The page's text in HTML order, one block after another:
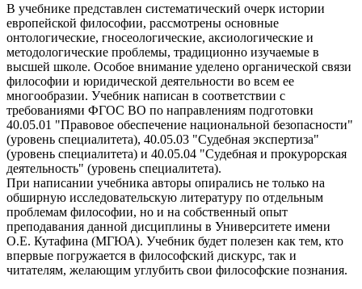
В учебнике представлен систематический очерк истории
европейской философии, рассмотрены основные
онтологические, гносеологические, аксиологические и
методологические проблемы, традиционно изучаемые в
высшей школе. Особое внимание уделено органической связи
философии и юридической деятельности во всем ее
многообразии. Учебник написан в соответствии с
требованиями ФГОС ВО по направлениям подготовки
40.05.01 "Правовое обеспечение национальной безопасности"
(уровень специалитета), 40.05.03 "Судебная экспертиза"
(уровень специалитета) и 40.05.04 "Судебная и прокурорская
деятельность" (уровень специалитета).
При написании учебника авторы опирались не только на
обширную исследовательскую литературу по отдельным
проблемам философии, но и на собственный опыт
преподавания данной дисциплины в Университете имени
О.Е. Кутафина (МГЮА). Учебник будет полезен как тем, кто
впервые погружается в философский дискурс, так и
читателям, желающим углубить свои философские познания.